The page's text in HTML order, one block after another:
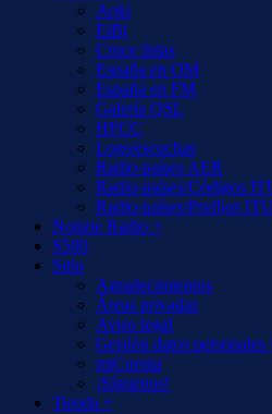
Aoki
EiBi
Cruce listas
España en OM
España en FM
Galería QSL
HFCC
Logs/escuchas
Radio-países AER
Radio-países/Códigos
Radio-países/Prefijos ITU
Notizie Radio +
S500
Sitio
Agradecimientos
Áreas privadas
Aviso legal
Gestión datos
miCuenta
¡Síguenos!
Tienda +